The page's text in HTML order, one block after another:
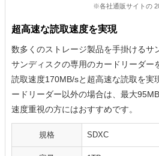
※各社通販サイトの
超高速な読取速度を実現
数多くのストレージ製品を手掛けるサ
サンディスクの専用のカードリーダー
読取速度170MB/sと超高速な読取を実
ードリーダー以外の場合は、最大
速度重視の方にはおすすめです。
規格 SDXC